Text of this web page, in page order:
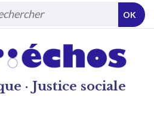
· Justice sociale
OK